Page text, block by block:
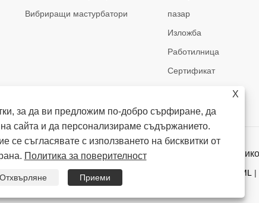
Вибриращи мастурбатори
пазар
Изложба
Работилница
Сертификат
2023 Shenzhen Loving World Co., Ltd. - Вибратори,
XML |
X
за да ви предложим по-добро сърфиране, да
сайта и да персонализираме съдържанието.
се съгласявате с използването на бисквитки от
Политика за поверителност
Отхвърляне Приеми